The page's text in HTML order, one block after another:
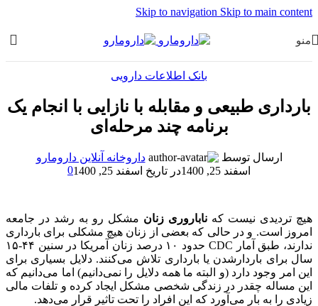
Skip to navigation Skip to main content
منو
بانک اطلاعات دارویی
بارداری طبیعی و مقابله با نازایی با انجام یک
برنامه چند مرحله‌ای
ارسال توسط
داروخانه آنلاین دارومارو
اسفند 25, 1400
در تاریخ اسفند 25, 1400 0
هیچ تردیدی نیست که ناباروری زنان مشکل رو به رشد در جامعه
امروز است. و در حالی که بعضی از زنان هیچ مشکلی برای بارداری
ندارند، طبق آمار CDC حدود ۱۰ درصد زنان آمریکا در سنین ۴۴-۱۵
سال برای باردارشدن یا بارداری تلاش می‌کنند. دلایل بسیاری برای
این امر وجود دارد (و البته ما همه دلایل را نمی‌دانیم) اما می‌دانیم که
این مساله چقدر در زندگی شخصی مشکل ایجاد کرده و تلفات مالی
زیادی را به بار می‌آورد که این افراد را تحت تاثیر قرار می‌دهد.